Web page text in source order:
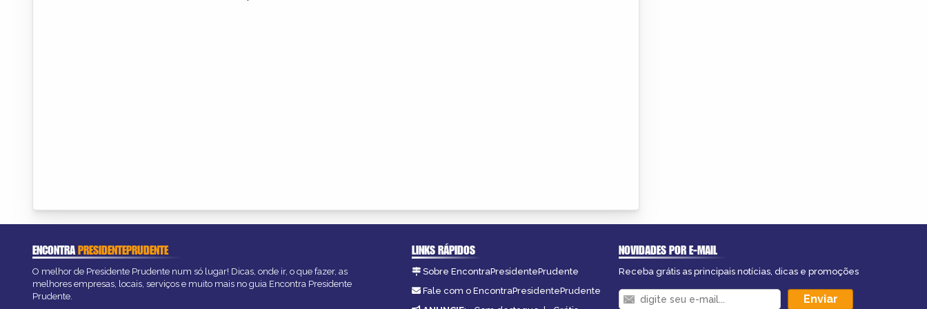
ENCONTRAPRESIDENTEPRUDENTE
O melhor de Presidente Prudente num só lugar! Dicas, onde ir, o que fazer, as
melhores empresas, locais, serviços e muito mais no guia Encontra Presidente
Prudente.
LINKS RÁPIDOS
Sobre EncontraPresidentePrudente
Fale com o EncontraPresidentePrudente
NOVIDADES POR E-MAIL
Receba grátis as principais notícias, dicas e promoções